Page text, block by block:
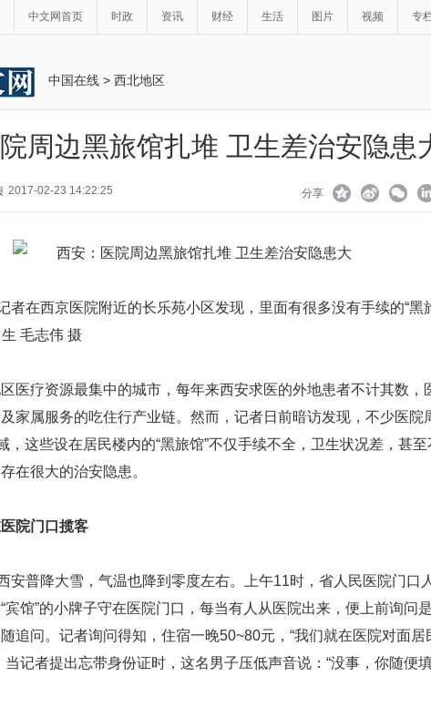
中文网首页 时政 资讯 财经 生活 图片 视频 专
中国在线 > 西北地区
周边黑旅馆扎堆 卫生差治安隐患
2017-02-23 14:22:25 分享
在西京医院附近的长乐苑小区发现，里面有很多没有手续的“黑
毛志伟 摄
疗资源最集中的城市，每年来西安求医的外地患者不计其数，
家属服务的吃住行产业链。然而，记者日前暗访发现，不少医院
，这些设在居民楼内的“黑旅馆”不仅手续不全，卫生状况差，甚至
在很大的治安隐患。
院门口揽客
普降大雪，气温也降到零度左右。上午11时，省人民医院门口
宾馆”的小牌子守在医院门口，每当有人从医院出来，便上前询问
追问。记者询问得知，住宿一晚50~80元，“我们就在医院对面居
当记者提出忘带身份证时，这名男子压低声音说：“没事，你随便